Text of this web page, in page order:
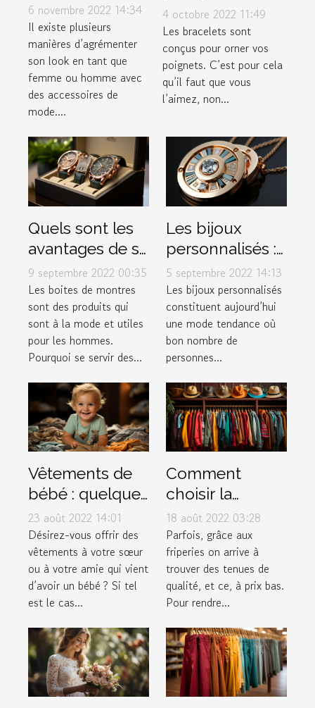
hommes :
comment les
porter ?
6 novembre 2022 14:34
Il existe plusieurs
manières d’agrémenter
son look en tant que
femme ou homme avec
des accessoires de
mode....
: illuminez votre
poignet !
4 octobre 2022 11:49
Les bracelets sont
conçus pour orner vos
poignets. C’est pour cela
qu’il faut que vous
l’aimez, non...
Quels sont les
avantages de se
procurer les
différentes
boites de
montres à la
mode ?
9 septembre 2022 00:35
Les boites de montres
sont des produits qui
sont à la mode et utiles
pour les hommes.
Pourquoi se servir des...
Les bijoux
personnalisés :
une mode en
expansion
5 septembre 2022 14:13
Les bijoux personnalisés
constituent aujourd’hui
une mode tendance où
bon nombre de
personnes...
Vêtements de
bébé : quelques
conseils pour
faire de bon
choix
23 août 2022 14:01
Désirez-vous offrir des
vêtements à votre sœur
ou à votre amie qui vient
d’avoir un bébé ? Si tel
est le cas...
Comment
choisir la
meilleure
friperie en ligne
?
18 août 2022 03:28
Parfois, grâce aux
friperies on arrive à
trouver des tenues de
qualité, et ce, à prix bas.
Pour rendre...